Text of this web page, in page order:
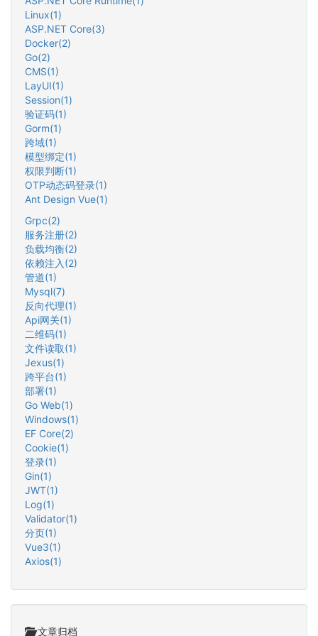
Linux(1)
ASP.NET Core(3)
Docker(2)
Go(2)
CMS(1)
LayUI(1)
Session(1)
验证码(1)
Gorm(1)
跨域(1)
模型绑定(1)
权限判断(1)
OTP动态码登录(1)
Ant Design Vue(1)
Grpc(2)
服务注册(2)
负载均衡(2)
依赖注入(2)
管道(1)
Mysql(7)
反向代理(1)
Api网关(1)
二维码(1)
文件读取(1)
Jexus(1)
跨平台(1)
部署(1)
Go Web(1)
Windows(1)
EF Core(2)
Cookie(1)
登录(1)
Gin(1)
JWT(1)
Log(1)
Validator(1)
分页(1)
Vue3(1)
Axios(1)
文章归档